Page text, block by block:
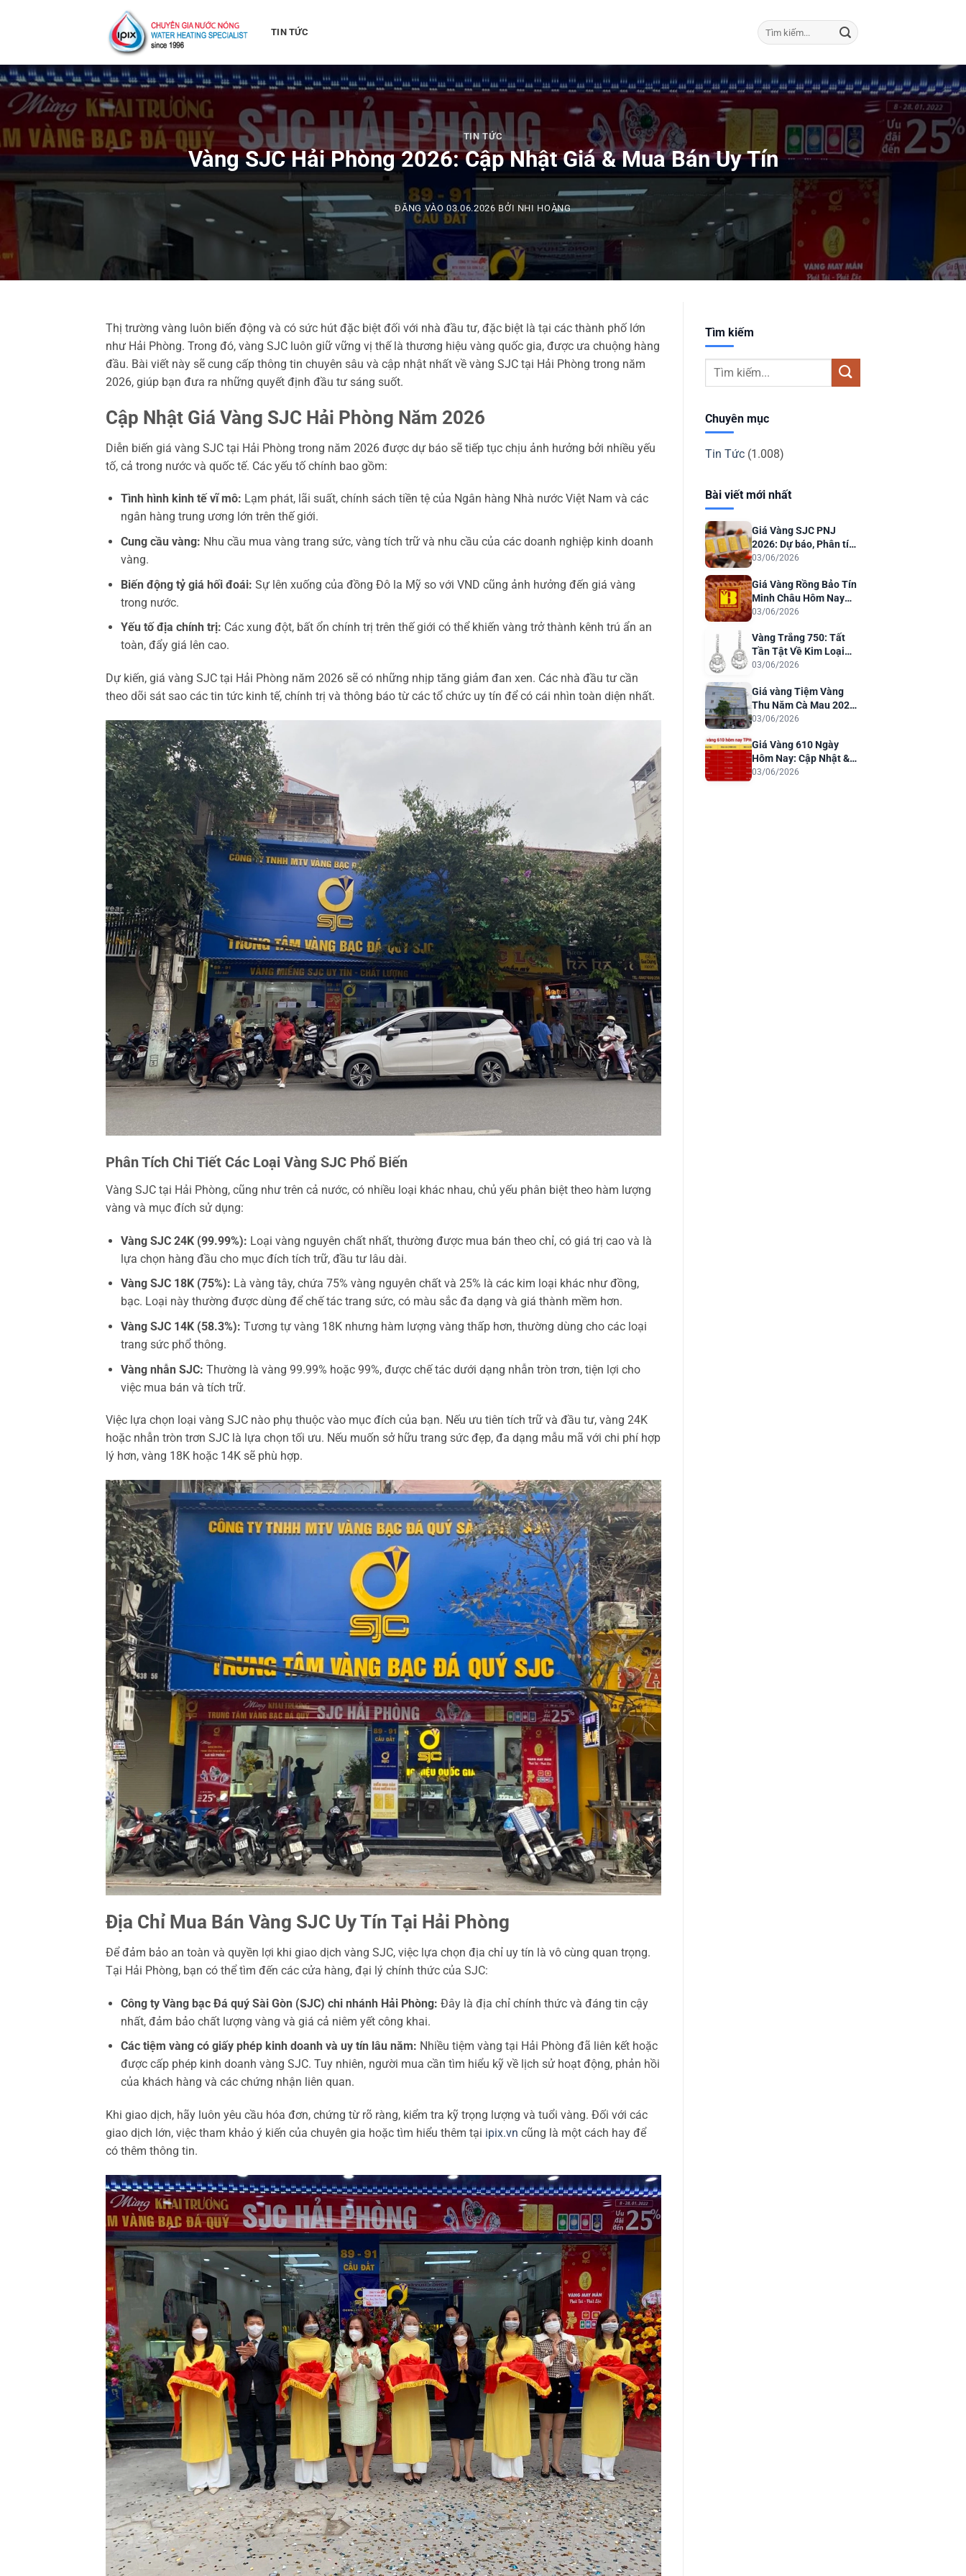
dung
TIN TỨC
TIN TỨC
Vàng SJC Hải Phòng 2026: Cập Nhật Giá & Mua Bán Uy Tín
ĐĂNG VÀO03.06.2026 BỞI NHI HOÀNG
Thị trường vàng luôn biến động và có sức hút đặc biệt đối với nhà đầu tư, đặc biệt là tại các thành phố lớn
như Hải Phòng. Trong đó, vàng SJC luôn giữ vững vị thế là thương hiệu vàng quốc gia, được ưa chuộng hàng
đầu. Bài viết này sẽ cung cấp thông tin chuyên sâu và cập nhật nhất về vàng SJC tại Hải Phòng trong năm
2026, giúp bạn đưa ra những quyết định đầu tư sáng suốt.
Cập Nhật Giá Vàng SJC Hải Phòng Năm 2026
Diễn biến giá vàng SJC tại Hải Phòng trong năm 2026 được dự báo sẽ tiếp tục chịu ảnh hưởng bởi nhiều yếu
tố, cả trong nước và quốc tế. Các yếu tố chính bao gồm:
Tình hình kinh tế vĩ mô: Lạm phát, lãi suất, chính sách tiền tệ của Ngân hàng Nhà nước Việt Nam và các
ngân hàng trung ương lớn trên thế giới.
Cung cầu vàng: Nhu cầu mua vàng trang sức, vàng tích trữ và nhu cầu của các doanh nghiệp kinh doanh
vàng.
Biến động tỷ giá hối đoái: Sự lên xuống của đồng Đô la Mỹ so với VND cũng ảnh hưởng đến giá vàng
trong nước.
Yếu tố địa chính trị: Các xung đột, bất ổn chính trị trên thế giới có thể khiến vàng trở thành kênh trú ẩn an
toàn, đẩy giá lên cao.
Dự kiến, giá vàng SJC tại Hải Phòng năm 2026 sẽ có những nhịp tăng giảm đan xen. Các nhà đầu tư cần
theo dõi sát sao các tin tức kinh tế, chính trị và thông báo từ các tổ chức uy tín để có cái nhìn toàn diện nhất.
Phân Tích Chi Tiết Các Loại Vàng SJC Phổ Biến
Vàng SJC tại Hải Phòng, cũng như trên cả nước, có nhiều loại khác nhau, chủ yếu phân biệt theo hàm lượng
vàng và mục đích sử dụng:
Vàng SJC 24K (99.99%): Loại vàng nguyên chất nhất, thường được mua bán theo chỉ, có giá trị cao và là
lựa chọn hàng đầu cho mục đích tích trữ, đầu tư lâu dài.
Vàng SJC 18K (75%): Là vàng tây, chứa 75% vàng nguyên chất và 25% là các kim loại khác như đồng,
bạc. Loại này thường được dùng để chế tác trang sức, có màu sắc đa dạng và giá thành mềm hơn.
Vàng SJC 14K (58.3%): Tương tự vàng 18K nhưng hàm lượng vàng thấp hơn, thường dùng cho các loại
trang sức phổ thông.
Vàng nhẫn SJC: Thường là vàng 99.99% hoặc 99%, được chế tác dưới dạng nhẫn tròn trơn, tiện lợi cho
việc mua bán và tích trữ.
Việc lựa chọn loại vàng SJC nào phụ thuộc vào mục đích của bạn. Nếu ưu tiên tích trữ và đầu tư, vàng 24K
hoặc nhẫn tròn trơn SJC là lựa chọn tối ưu. Nếu muốn sở hữu trang sức đẹp, đa dạng mẫu mã với chi phí hợp
lý hơn, vàng 18K hoặc 14K sẽ phù hợp.
Địa Chỉ Mua Bán Vàng SJC Uy Tín Tại Hải Phòng
Để đảm bảo an toàn và quyền lợi khi giao dịch vàng SJC, việc lựa chọn địa chỉ uy tín là vô cùng quan trọng.
Tại Hải Phòng, bạn có thể tìm đến các cửa hàng, đại lý chính thức của SJC:
Công ty Vàng bạc Đá quý Sài Gòn (SJC) chi nhánh Hải Phòng: Đây là địa chỉ chính thức và đáng tin cậy
nhất, đảm bảo chất lượng vàng và giá cả niêm yết công khai.
Các tiệm vàng có giấy phép kinh doanh và uy tín lâu năm: Nhiều tiệm vàng tại Hải Phòng đã liên kết hoặc
được cấp phép kinh doanh vàng SJC. Tuy nhiên, người mua cần tìm hiểu kỹ về lịch sử hoạt động, phản hồi
của khách hàng và các chứng nhận liên quan.
Khi giao dịch, hãy luôn yêu cầu hóa đơn, chứng từ rõ ràng, kiểm tra kỹ trọng lượng và tuổi vàng. Đối với các
giao dịch lớn, việc tham khảo ý kiến của chuyên gia hoặc tìm hiểu thêm tại ipix.vn cũng là một cách hay để
có thêm thông tin.
Tìm kiếm
Chuyên mục
Tin Tức(1.008)
Bài viết mới nhất
Giá Vàng SJC PNJ
2026: Dự báo, Phân tích
& Lời khuyên Đầu tư
03/06/2026
Giá Vàng Rồng Bảo Tín
Minh Châu Hôm Nay
2026: Dự Báo & Phân
03/06/2026
Vàng Trắng 750: Tất
Tần Tật Về Kim Loại
Quý Cho Trang Sức
03/06/2026
Giá vàng Tiệm Vàng
Thu Năm Cà Mau 2026:
Cập Nhật & Phân Tích
03/06/2026
Giá Vàng 610 Ngày
Hôm Nay: Cập Nhật &
Dự Báo 2026
03/06/2026